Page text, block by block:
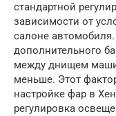
стандартной
зависимости от
салоне
дополнительного
между днищем
меньше. Этот
настройке фар в
регулировка